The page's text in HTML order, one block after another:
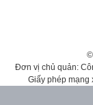
Đơn vị chủ quản:
Giấy phép mạng